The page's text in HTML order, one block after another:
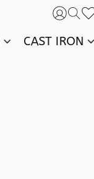
CAST IRON